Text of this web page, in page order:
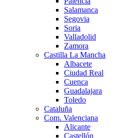
Salamanca
Segovia
Soria
Valladolid
Zamora
Castilla La Mancha
Albacete
Ciudad Real
Cuenca
Guadalajara
Toledo
Cataluña
Com. Valenciana
Alicante
Castellón